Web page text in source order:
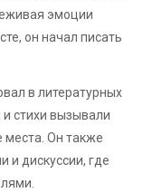
эмоции
он начал писать
в литературных
и стихи вызывали
места. Он также
и дискуссии, где